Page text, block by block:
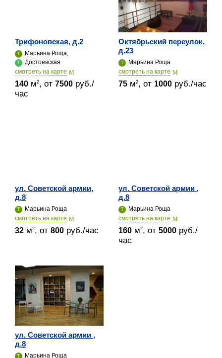
Трифоновская, д.2
Марьина Роща,
Достоевская
cмотреть на карте
140 м2, от 7500 руб./
час
Октябрьский переулок,
д.23
Марьина Роща
cмотреть на карте
75 м2, от 1000 руб./час
ул. Советской армии,
д.8
Марьина Роща
cмотреть на карте
32 м2, от 800 руб./час
ул. Советской армии ,
д.8
Марьина Роща
cмотреть на карте
160 м2, от 5000 руб./
час
ул. Советской армии ,
д.8
Марьина Роща